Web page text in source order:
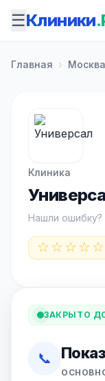
☰Клиники
Главная › Москва
Клиника
Нашли ошибку?
☆☆☆☆☆
ЗАКРЫТО
📞